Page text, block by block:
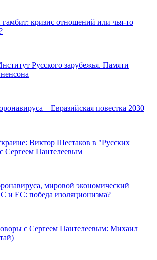
гамбит: кризис отношений или чья-то
Русского зарубежья. Памяти
– Евразийская повестка 2030
Виктор Шестаков в "Русских
Сергеем Пантелеевым
мировой экономический
и ЕС: победа изоляционизма?
с Сергеем Пантелеевым: Михаил